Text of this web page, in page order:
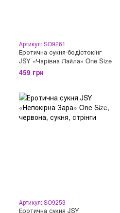
Артикул: SO9261
Еротична сукня-бодістокінг
JSY «Чарівна Лайла» One Size
459 грн
Артикул: SO9253
Еротична сукня JSY